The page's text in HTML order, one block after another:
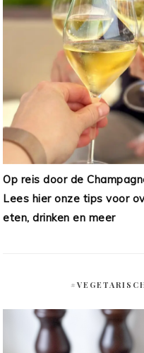
Op reis door de
Lees hier onze tips voor
eten, drinken en meer